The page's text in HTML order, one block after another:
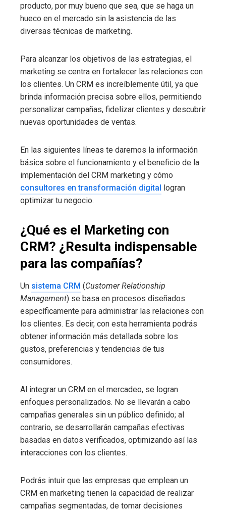
producto, por muy bueno que sea, que se haga un
hueco en el mercado sin la asistencia de las
diversas técnicas de marketing.
Para alcanzar los objetivos de las estrategias, el
marketing se centra en fortalecer las relaciones con
los clientes. Un CRM es increíblemente útil, ya que
brinda información precisa sobre ellos, permitiendo
personalizar campañas, fidelizar clientes y descubrir
nuevas oportunidades de ventas.
En las siguientes líneas te daremos la información
básica sobre el funcionamiento y el beneficio de la
implementación del CRM marketing y cómo
consultores en transformación digital logran
optimizar tu negocio.
¿Qué es el Marketing con
CRM? ¿Resulta indispensable
para las compañías?
Un sistema CRM (Customer Relationship
Management) se basa en procesos diseñados
específicamente para administrar las relaciones con
los clientes. Es decir, con esta herramienta podrás
obtener información más detallada sobre los
gustos, preferencias y tendencias de tus
consumidores.
Al integrar un CRM en el mercadeo, se logran
enfoques personalizados. No se llevarán a cabo
campañas generales sin un público definido; al
contrario, se desarrollarán campañas efectivas
basadas en datos verificados, optimizando así las
interacciones con los clientes.
Podrás intuir que las empresas que emplean un
CRM en marketing tienen la capacidad de realizar
campañas segmentadas, de tomar decisiones